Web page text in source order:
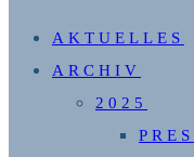
UMSCHALTEN
AKTUELLES
ARCHIV
2025